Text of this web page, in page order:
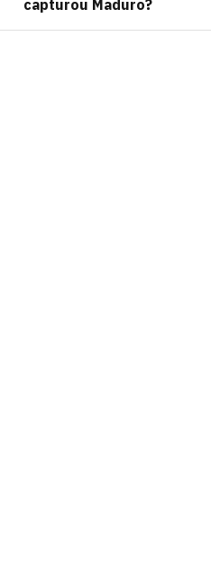
capturou Maduro?